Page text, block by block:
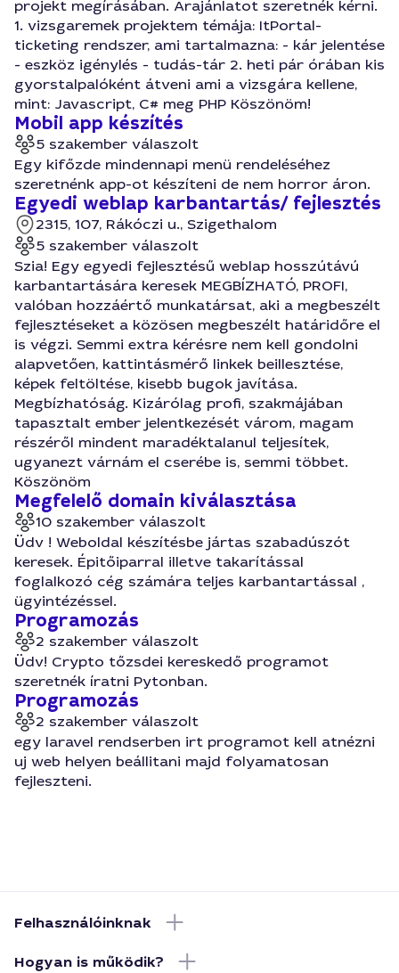
projekt megírásában. Árajánlatot szeretnék kérni.
1. vizsgaremek projektem témája: ItPortal-
ticketing rendszer, ami tartalmazna: - kár jelentése
- eszköz igénylés - tudás-tár 2. heti pár órában kis
gyorstalpalóként átveni ami a vizsgára kellene,
mint: Javascript, C# meg PHP Köszönöm!
Mobil app készítés
5 szakember válaszolt
Egy kifőzde mindennapi menü rendeléséhez
szeretnénk app-ot készíteni de nem horror áron.
Egyedi weblap karbantartás/ fejlesztés
2315, 107, Rákóczi u., Szigethalom
5 szakember válaszolt
Szia! Egy egyedi fejlesztésű weblap hosszútávú
karbantartására keresek MEGBÍZHATÓ, PROFI,
valóban hozzáértő munkatársat, aki a megbeszélt
fejlesztéseket a közösen megbeszélt határidőre el
is végzi. Semmi extra kérésre nem kell gondolni
alapvetően, kattintásmérő linkek beillesztése,
képek feltöltése, kisebb bugok javítása.
Megbízhatóság. Kizárólag profi, szakmájában
tapasztalt ember jelentkezését várom, magam
részéről mindent maradéktalanul teljesítek,
ugyanezt várnám el cserébe is, semmi többet.
Köszönöm
Megfelelő domain kiválasztása
10 szakember válaszolt
Üdv ! Weboldal készítésbe jártas szabadúszót
keresek. Épitőiparral illetve takarítással
foglalkozó cég számára teljes karbantartással ,
ügyintézéssel.
Programozás
2 szakember válaszolt
Üdv! Crypto tőzsdei kereskedő programot
szeretnék íratni Pytonban.
Programozás
2 szakember válaszolt
egy laravel rendserben irt programot kell atnézni
uj web helyen beállitani majd folyamatosan
fejleszteni.
Felhasználóinknak
Hogyan is működik?